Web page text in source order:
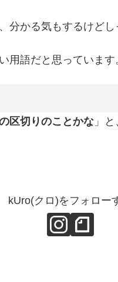
かる気もするけどし
用語だと思っています
区切りのことかな 」
kUro(クロ)をフォロー